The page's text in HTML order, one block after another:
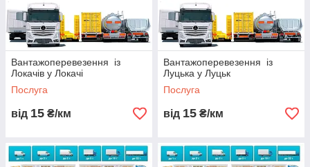
Вантажоперевезення із
Локачів у Локачі
Послуга
від 15 ₴/км
Вантажоперевезення із
Луцька у Луцьк
Послуга
від 15 ₴/км